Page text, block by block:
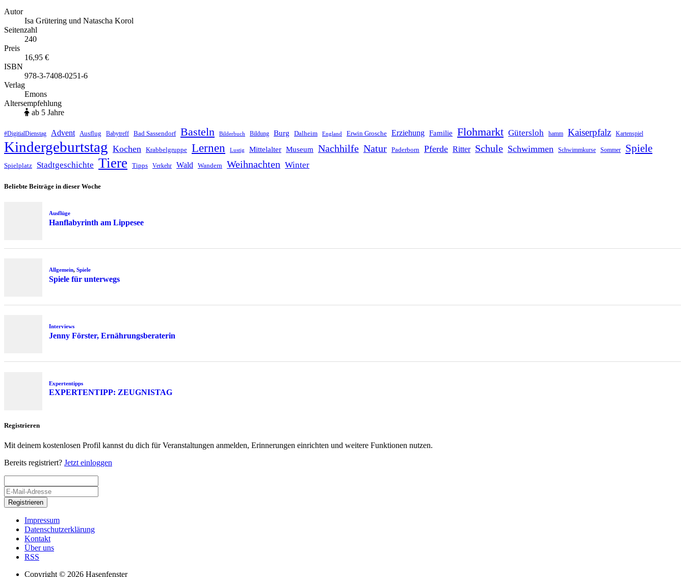
Autor
Isa Grütering und Natascha Korol
Seitenzahl
240
Preis
16,95 €
ISBN
978-3-7408-0251-6
Verlag
Emons
Altersempfehlung
ab 5 Jahre
#DigitialDienstag Advent Ausflug Babytreff Bad Sassendorf Basteln Bilderbuch Bildung Burg Dalheim England Erwin Grosche Erziehung Familie Flohmarkt Gütersloh hamm Kaiserpfalz Kartenspiel
Kindergeburtstag Kochen Krabbelgruppe Lernen Lustig Mittelalter Museum Nachhilfe Natur Paderborn Pferde Ritter Schule Schwimmen Schwimmkurse Sommer Spiele
Spielplatz Stadtgeschichte Tiere Tipps Verkehr Wald Wandern Weihnachten Winter
Beliebte Beiträge in dieser Woche
Ausflüge
Hanflabyrinth am Lippesee
Allgemein, Spiele
Spiele für unterwegs
Interviews
Jenny Förster, Ernährungsberaterin
Expertentipps
EXPERTENTIPP: ZEUGNISTAG
Registrieren
Mit deinem kostenlosen Profil kannst du dich für Veranstaltungen anmelden, Erinnerungen einrichten und weitere Funktionen nutzen.
Bereits registriert? Jetzt einloggen
Registrieren
Impressum
Datenschutzerklärung
Kontakt
Über uns
RSS
Copyright © 2026 Hasenfenster